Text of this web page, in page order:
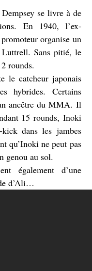
se livre à de
En 1940, l’ex-
organise un
Sans pitié, le
rounds.
le catcheur japonais
hybrides. Certains
ancêtre du MMA. Il
15 rounds, Inoki
dans les jambes
qu’Inoki ne peut pas
genou au sol.
également d’une
d’Ali…